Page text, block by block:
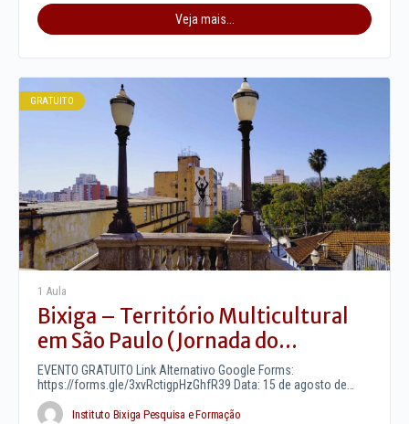
Veja mais...
GRATUITO
1 Aula
Bixiga – Território Multicultural
em São Paulo (Jornada do
Patrimônio 2026)
EVENTO GRATUITO Link Alternativo Google Forms:
https://forms.gle/3xvRctigpHzGhfR39 Data: 15 de agosto de
2026, às 09h. Local: Instituto Bixiga (Rua dos…
Instituto Bixiga Pesquisa e Formação